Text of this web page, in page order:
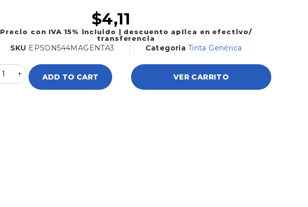
$4,11
Precio con IVA 15% incluido | descuento aplica en efectivo/
transferencia
SKU EPSON544MAGENTA3 Categoria Tinta Genérica
ADD TO CART VER CARRITO